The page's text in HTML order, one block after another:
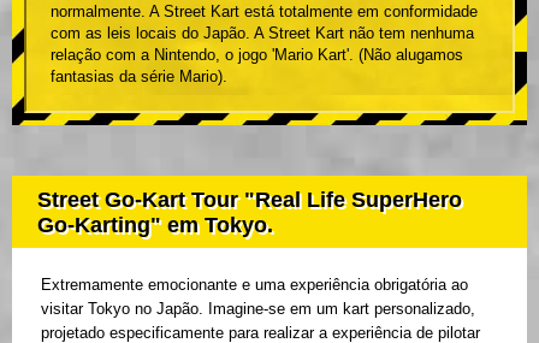
normalmente. A Street Kart está totalmente em conformidade
com as leis locais do Japão. A Street Kart não tem nenhuma
relação com a Nintendo, o jogo 'Mario Kart'. (Não alugamos
fantasias da série Mario).
Street Go-Kart Tour "Real Life SuperHero
Go-Karting" em Tokyo.
Extremamente emocionante e uma experiência obrigatória ao
visitar Tokyo no Japão. Imagine-se em um kart personalizado,
projetado especificamente para realizar a experiência de pilotar